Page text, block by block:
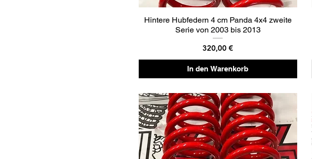
Hintere Hubfedern 4 cm Panda 4x4 zweite
Serie von 2003 bis 2013
Preis
320,00 €
In den Warenkorb